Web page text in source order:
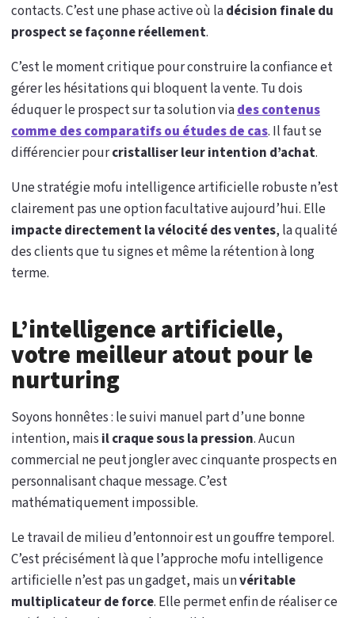
contacts. C’est une phase active où ladécision finale du
prospect se façonne réellement.
C’est le moment critique pour construire la confiance et
gérer les hésitations qui bloquent la vente. Tu dois
éduquer le prospect sur ta solution viades contenus
comme des comparatifs ou études de cas. Il faut se
différencier pourcristalliser leur intention d’achat.
Une stratégie mofu intelligence artificielle robuste n’est
clairement pas une option facultative aujourd’hui. Elle
impacte directement la vélocité des ventes, la qualité
des clients que tu signes et même la rétention à long
terme.
L’intelligence artificielle,
votre meilleur atout pour le
nurturing
Soyons honnêtes : le suivi manuel part d’une bonne
intention, mais il craque sous la pression. Aucun
commercial ne peut jongler avec cinquante prospects en
personnalisant chaque message. C’est
mathématiquement impossible.
Le travail de milieu d’entonnoir est un gouffre temporel.
C’est précisément là que l’approche mofu intelligence
artificielle n’est pas un gadget, mais unvéritable
multiplicateur de force. Elle permet enfin de réaliser ce